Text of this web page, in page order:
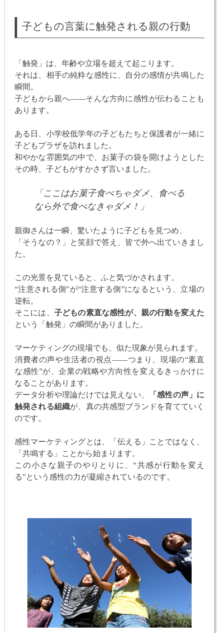
子どもの言葉に触発される親の行動
「触発」は、年齢や立場を超えて起こります。
それは、相手の純粋な感性に、自分の感情が共鳴した
瞬間。
子どもから親へ——そんな方向に感性が伝わることも
あります。
ある日、小学校低学年の子どもたちと保護者が一緒に
子どもプラザを訪れました。
和やかな雰囲気の中で、お菓子の袋を開けようとした
その時、子どもがすかさず言いました。
「ここはお菓子食べちゃダメ、食べる
なら外で食べなきゃダメ！」
親御さんは一瞬、驚いたように子どもを見つめ、
「そうなの？」と笑顔で答え、皆で外へ出ていきまし
た。
この光景を見ていると、ふと気づかされます。
“注意される側”が“注意する側”になるという、立場の
逆転。
そこには、 子どもの素直な感性が、親の行動を変えた
という「触発」の瞬間がありました。
マーケティングの現場でも、似た現象が見られます。
消費者の声や生活者の視点——つまり、現場の“素直
な感性”が、企業の戦略や方向性を変えるきっかけに
なることがあります。
データ分析や理論だけでは見えない、
「感性の声」に
触発される組織が、真の共感型ブランドを育てていく
のです。
感性マーケティングとは、「伝える」ことではなく、
「共鳴する」ことから始まります。
この小さな親子のやりとりに、“共感が行動を変え
る”という感性の力が凝縮されているのです。